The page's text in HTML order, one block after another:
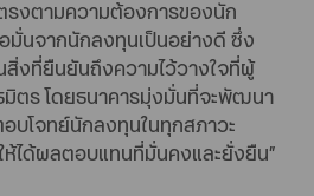
รงตามความต้องการของนัก
มั่นจากนักลงทุนเป็นอย่างดี ซึ่ง
สิ่งที่ยืนยันถึงความไว้วางใจที่ผู้
ตร โดยธนาคารมุ่งมั่นที่จะพัฒนา
โจทย์นักลงทุนในทุกสภาวะ
ห้ได้ผลตอบแทนที่มั่นคงและยั่งยืน”